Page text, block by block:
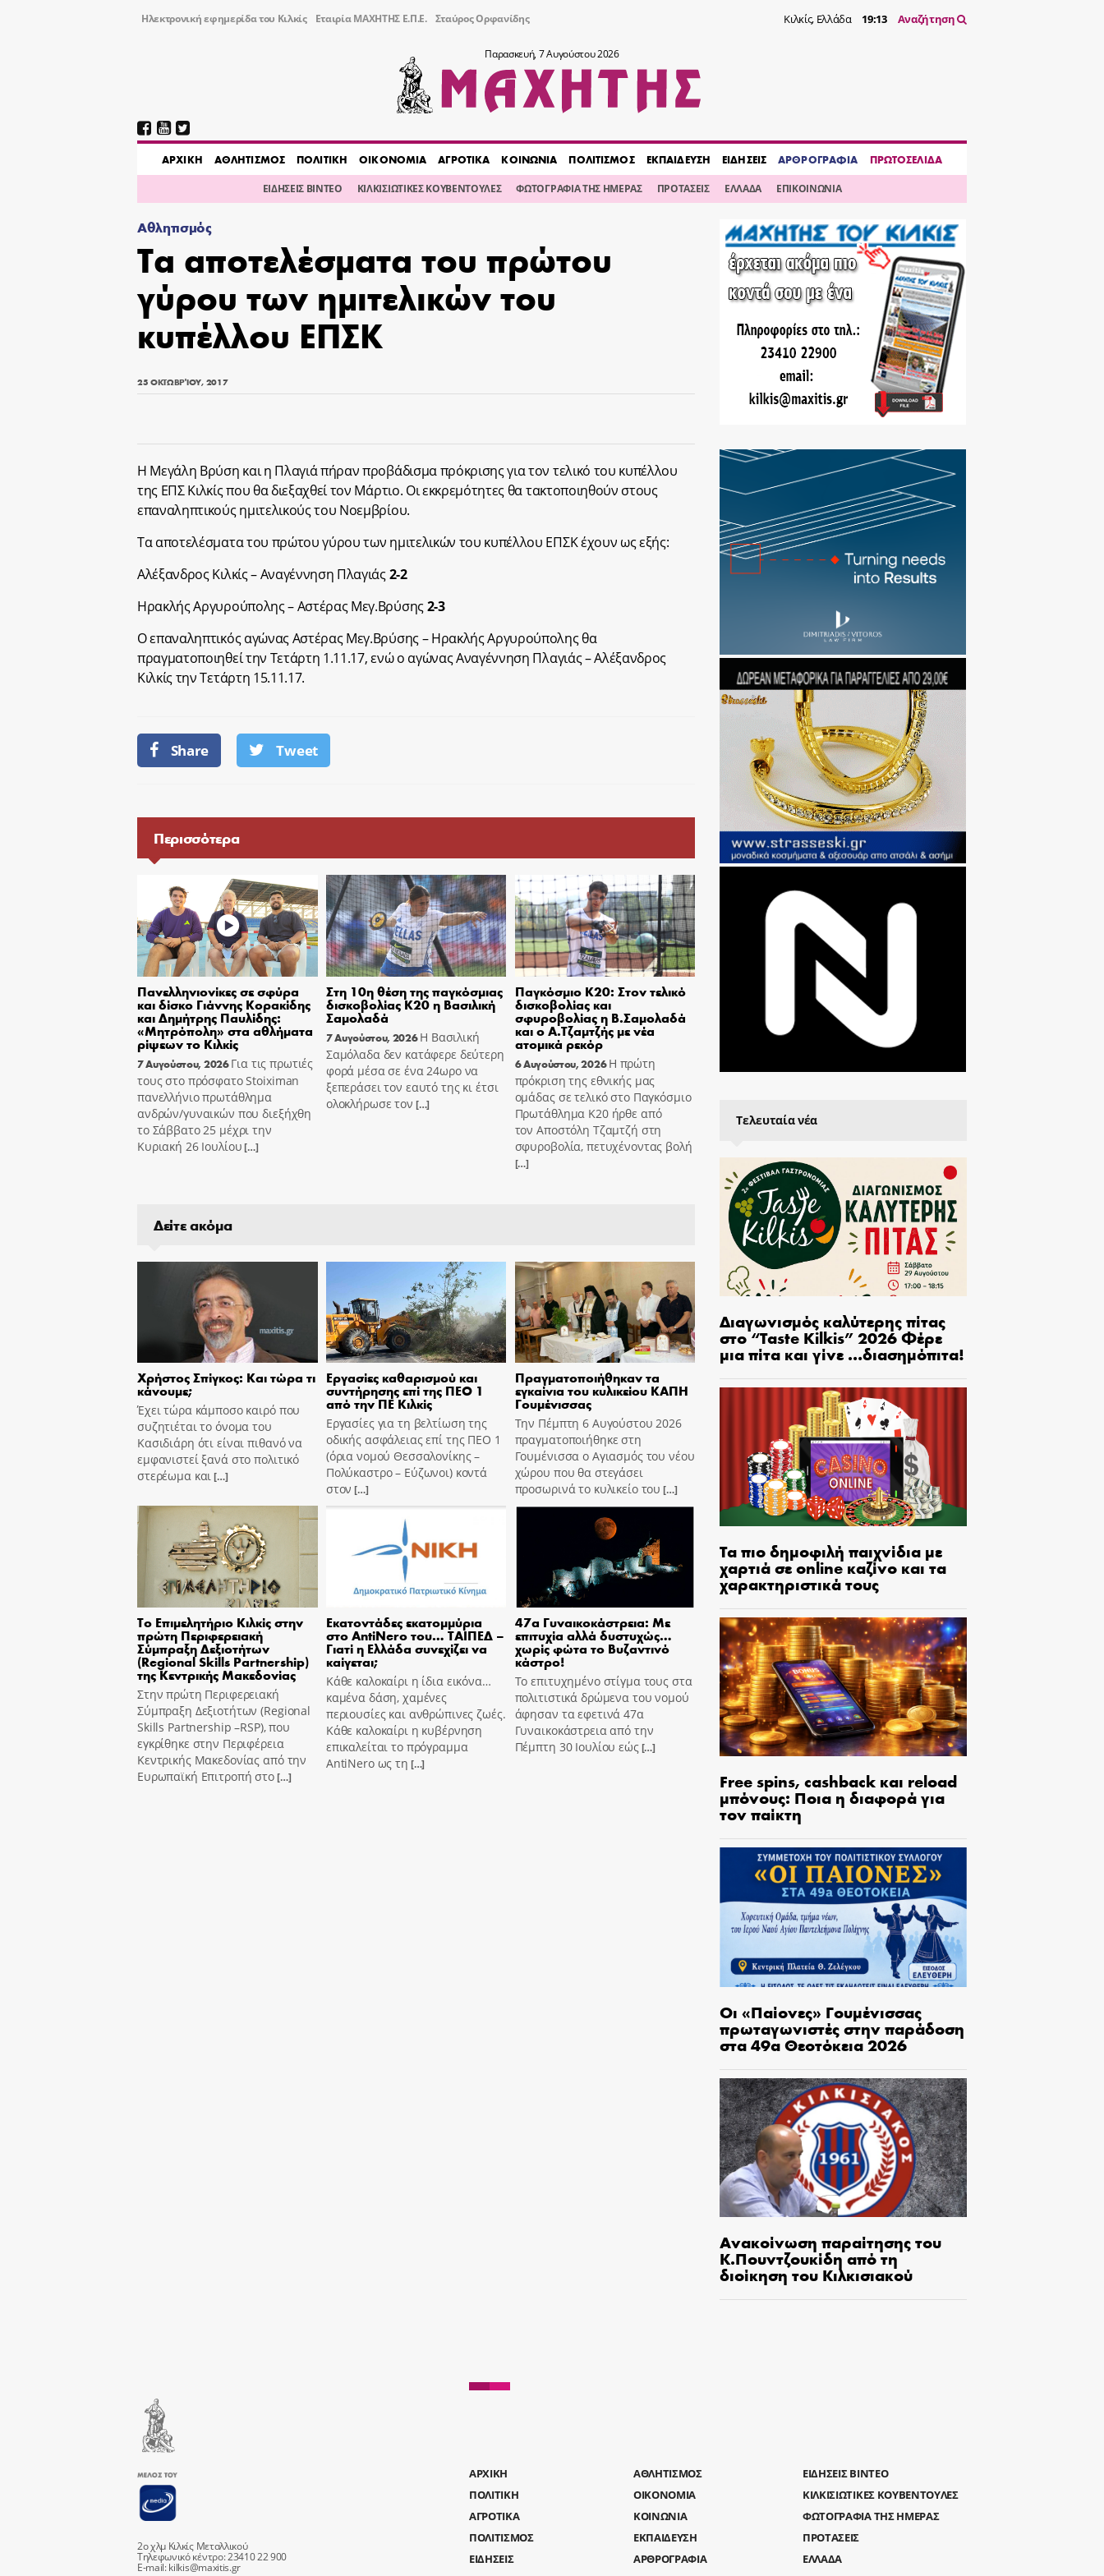
Ηλεκτρονική εφημερίδα του Κιλκίς Εταιρία ΜΑΧΗΤΗΣ Ε.Π.Ε. Σταύρος Ορφανίδης Κιλκίς, Ελλάδα 19:13 Αναζήτηση
Παρασκευή, 7 Αυγούστου 2026
AΡΧΙΚΗ ΑΘΛΗΤΙΣΜΟΣ ΠΟΛΙΤΙΚΗ ΟΙΚΟΝΟΜΙΑ ΑΓΡΟΤΙΚΑ ΚΟΙΝΩΝΙΑ ΠΟΛΙΤΙΣΜΟΣ ΕΚΠΑΙΔΕΥΣΗ ΕΙΔΗΣΕΙΣ ΑΡΘΡΟΓΡΑΦΙΑ ΠΡΩΤΟΣΕΛΙΔΑ
ΕΙΔΗΣΕΙΣ ΒΙΝΤΕΟ ΚΙΛΚΙΣΙΩΤΙΚΕΣ ΚΟΥΒΕΝΤΟΥΛΕΣ ΦΩΤΟΓΡΑΦΙΑ ΤΗΣ ΗΜΕΡΑΣ ΠΡΟΤΑΣΕΙΣ ΕΛΛΑΔΑ ΕΠΙΚΟΙΝΩΝΙΑ
Αθλητισμός
Τα αποτελέσματα του πρώτου
γύρου των ημιτελικών του
κυπέλλου ΕΠΣΚ
25 ΟΚΤΩΒΡΊΟΥ, 2017
Η Μεγάλη Βρύση και η Πλαγιά πήραν προβάδισμα πρόκρισης για τον τελικό του κυπέλλου
της ΕΠΣ Κιλκίς που θα διεξαχθεί τον Μάρτιο. Οι εκκρεμότητες θα τακτοποιηθούν στους
επαναληπτικούς ημιτελικούς του Νοεμβρίου.
Τα αποτελέσματα του πρώτου γύρου των ημιτελικών του κυπέλλου ΕΠΣΚ έχουν ως εξής:
Αλέξανδρος Κιλκίς – Αναγέννηση Πλαγιάς2-2
Ηρακλής Αργυρούπολης – Αστέρας Μεγ.Βρύσης2-3
Ο επαναληπτικός αγώνας Αστέρας Μεγ.Βρύσης – Ηρακλής Αργυρούπολης θα
πραγματοποιηθεί την Τετάρτη 1.11.17, ενώ ο αγώνας Αναγέννηση Πλαγιάς – Αλέξανδρος
Κιλκίς την Τετάρτη 15.11.17.
Share Tweet
Περισσότερα
Πανελληνιονίκες σε σφύρα
και δίσκο Γιάννης Κορακίδης
και Δημήτρης Παυλίδης:
«Μητρόπολη» στα αθλήματα
ρίψεων το Κιλκίς
7 Αυγούστου, 2026Για τις πρωτιές
τους στο πρόσφατο Stoiximan
πανελλήνιο πρωτάθλημα
ανδρών/γυναικών που διεξήχθη
το Σάββατο 25 μέχρι την
Κυριακή 26 Ιουλίου[…]
Στη 10η θέση της παγκόσμιας
δισκοβολίας Κ20 η Βασιλική
Σαμολαδά
7 Αυγούστου, 2026 Η Βασιλική
Σαμόλαδα δεν κατάφερε δεύτερη
φορά μέσα σε ένα 24ωρο να
ξεπεράσει τον εαυτό της κι έτσι
ολοκλήρωσε τον […]
Παγκόσμιο Κ20: Στον τελικό
δισκοβολίας και
σφυροβολίας η Β.Σαμολαδά
και ο Α.Τζαμτζής με νέα
ατομικά ρεκόρ
6 Αυγούστου, 2026 Η πρώτη
πρόκριση της εθνικής μας
ομάδας σε τελικό στο Παγκόσμιο
Πρωτάθλημα Κ20 ήρθε από
τον Αποστόλη Τζαμτζή στη
σφυροβολία, πετυχένοντας βολή
[…]
Δείτε ακόμα
Χρήστος Σπίγκος: Και τώρα τι
κάνουμε;
Έχει τώρα κάμποσο καιρό που
συζητιέται το όνομα του
Κασιδιάρη ότι είναι πιθανό να
εμφανιστεί ξανά στο πολιτικό
στερέωμα και[…]
Εργασίες καθαρισμού και
συντήρησης επί της ΠΕΟ 1
από την ΠΕ Κιλκίς
Εργασίες για τη βελτίωση της
οδικής ασφάλειας επί της ΠΕΟ 1
(όρια νομού Θεσσαλονίκης –
Πολύκαστρο – Εύζωνοι) κοντά
στον […]
Πραγματοποιήθηκαν τα
εγκαίνια του κυλικείου ΚΑΠΗ
Γουμένισσας
Την Πέμπτη 6 Αυγούστου 2026
πραγματοποιήθηκε στη
Γουμένισσα ο Αγιασμός του νέου
χώρου που θα στεγάσει
προσωρινά το κυλικείο του […]
Το Επιμελητήριο Κιλκίς στην
πρώτη Περιφερειακή
Σύμπραξη Δεξιοτήτων
(Regional Skills Partnership)
της Κεντρικής Μακεδονίας
Στην πρώτη Περιφερειακή
Σύμπραξη Δεξιοτήτων (Regional
Skills Partnership –RSP), που
εγκρίθηκε στην Περιφέρεια
Κεντρικής Μακεδονίας από την
Ευρωπαϊκή Επιτροπή στο[…]
Εκατοντάδες εκατομμύρια
στο AntiNero του… ΤΑΙΠΕΔ –
Γιατί η Ελλάδα συνεχίζει να
καίγεται;
Κάθε καλοκαίρι η ίδια εικόνα…
καμένα δάση, χαμένες
περιουσίες και ανθρώπινες ζωές.
Κάθε καλοκαίρι η κυβέρνηση
επικαλείται το πρόγραμμα
AntiNero ως τη […]
47α Γυναικοκάστρεια: Με
επιτυχία αλλά δυστυχώς…
χωρίς φώτα το Βυζαντινό
κάστρο!
Το επιτυχημένο στίγμα τους στα
πολιτιστικά δρώμενα του νομού
άφησαν τα εφετινά 47α
Γυναικοκάστρεια από την
Πέμπτη 30 Ιουλίου εώς[…]
Τελευταία νέα
Διαγωνισμός καλύτερης πίτας
στο “Taste Kilkis” 2026 Φέρε
μια πίτα και γίνε …διασημόπιτα!
Τα πιο δημοφιλή παιχνίδια με
χαρτιά σε online καζίνο και τα
χαρακτηριστικά τους
Free spins, cashback και reload
μπόνους: Ποια η διαφορά για
τον παίκτη
Οι «Παίονες» Γουμένισσας
πρωταγωνιστές στην παράδοση
στα 49α Θεοτόκεια 2026
Ανακοίνωση παραίτησης του
Κ.Πουντζουκίδη από τη
διοίκηση του Κιλκισιακού
2ο χλμ Κιλκίς Μεταλλικού
Τηλεφωνικό κέντρο: 23410 22 900
E-mail:kilkis@maxitis.gr
AΡΧΙΚΗ
ΑΘΛΗΤΙΣΜΟΣ
ΠΟΛΙΤΙΚΗ
ΟΙΚΟΝΟΜΙΑ
ΑΓΡΟΤΙΚΑ
ΚΟΙΝΩΝΙΑ
ΠΟΛΙΤΙΣΜΟΣ
ΕΚΠΑΙΔΕΥΣΗ
ΕΙΔΗΣΕΙΣ
ΑΡΘΡΟΓΡΑΦΙΑ
ΕΙΔΗΣΕΙΣ ΒΙΝΤΕΟ
ΚΙΛΚΙΣΙΩΤΙΚΕΣ ΚΟΥΒΕΝΤΟΥΛΕΣ
ΦΩΤΟΓΡΑΦΙΑ ΤΗΣ ΗΜΕΡΑΣ
ΠΡΟΤΑΣΕΙΣ
ΕΛΛΑΔΑ